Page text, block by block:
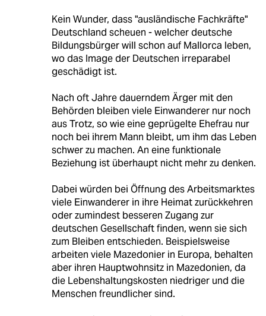
Kein Wunder, dass "ausländische Fachkräfte"
Deutschland scheuen - welcher deutsche
Bildungsbürger will schon auf Mallorca leben,
wo das Image der Deutschen irreparabel
geschädigt ist.
Nach oft Jahre dauerndem Ärger mit den
Behörden bleiben viele Einwanderer nur noch
aus Trotz, so wie eine geprügelte Ehefrau nur
noch bei ihrem Mann bleibt, um ihm das Leben
schwer zu machen. An eine funktionale
Beziehung ist überhaupt nicht mehr zu denken.
Dabei würden bei Öffnung des Arbeitsmarktes
viele Einwanderer in ihre Heimat zurückkehren
oder zumindest besseren Zugang zur
deutschen Gesellschaft finden, wenn sie sich
zum Bleiben entschieden. Beispielsweise
arbeiten viele Mazedonier in Europa, behalten
aber ihren Hauptwohnsitz in Mazedonien, da
die Lebenshaltungskosten niedriger und die
Menschen freundlicher sind.